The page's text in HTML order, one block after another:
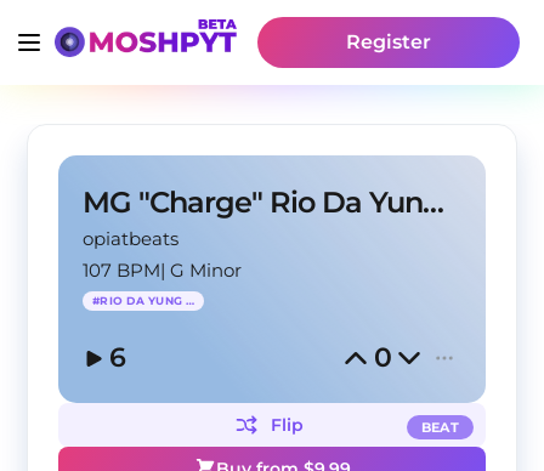
Register
MG "Charge" Rio Da Yung Og Type Beat
opiatbeats
107 BPM|G Minor
#RIO DA YUNG OG
6 0
BEAT
Flip